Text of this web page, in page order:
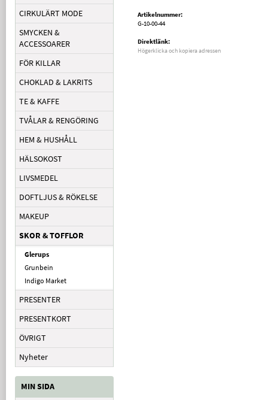
CIRKULÄRT MODE
SMYCKEN &
ACCESSOARER
FÖR KILLAR
CHOKLAD & LAKRITS
TE & KAFFE
TVÅLAR & RENGÖRING
HEM & HUSHÅLL
HÄLSOKOST
LIVSMEDEL
DOFTLJUS & RÖKELSE
MAKEUP
SKOR & TOFFLOR
Glerups
Grunbein
Indigo Market
PRESENTER
PRESENTKORT
ÖVRIGT
Nyheter
MIN SIDA
Artikelnummer:
G-10-00-44
Direktlänk:
Högerklicka och kopiera adressen